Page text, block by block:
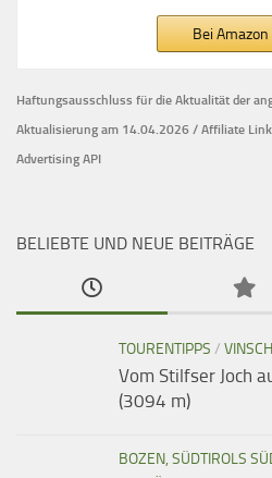
Bei
Haftungsausschluss für die Aktualität der
Aktualisierung am 14.04.2026 / Affiliate
Advertising API
BELIEBTE UND NEUE BEITRÄGE
TOURENTIPPS /
Vom Stilfser Joch
(3094 m)
BOZEN, SÜDTIROLS